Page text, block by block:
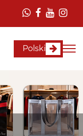
Polski